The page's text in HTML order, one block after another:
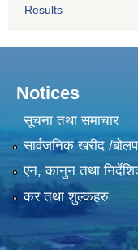
Results
Notices
सूचना तथा समाचार
सार्वजनिक खरीद /
एन, कानुन तथा
कर तथा शुल्कहरु